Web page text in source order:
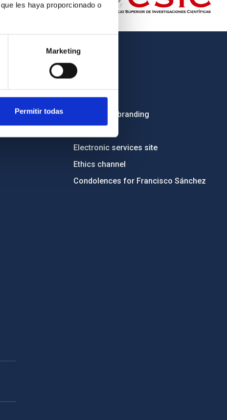
les haya proporcionado o
Marketing
Permitir todas
Employment
Tenders
Institutional branding
Electronic services site
Ethics channel
Condolences for Francisco Sánchez